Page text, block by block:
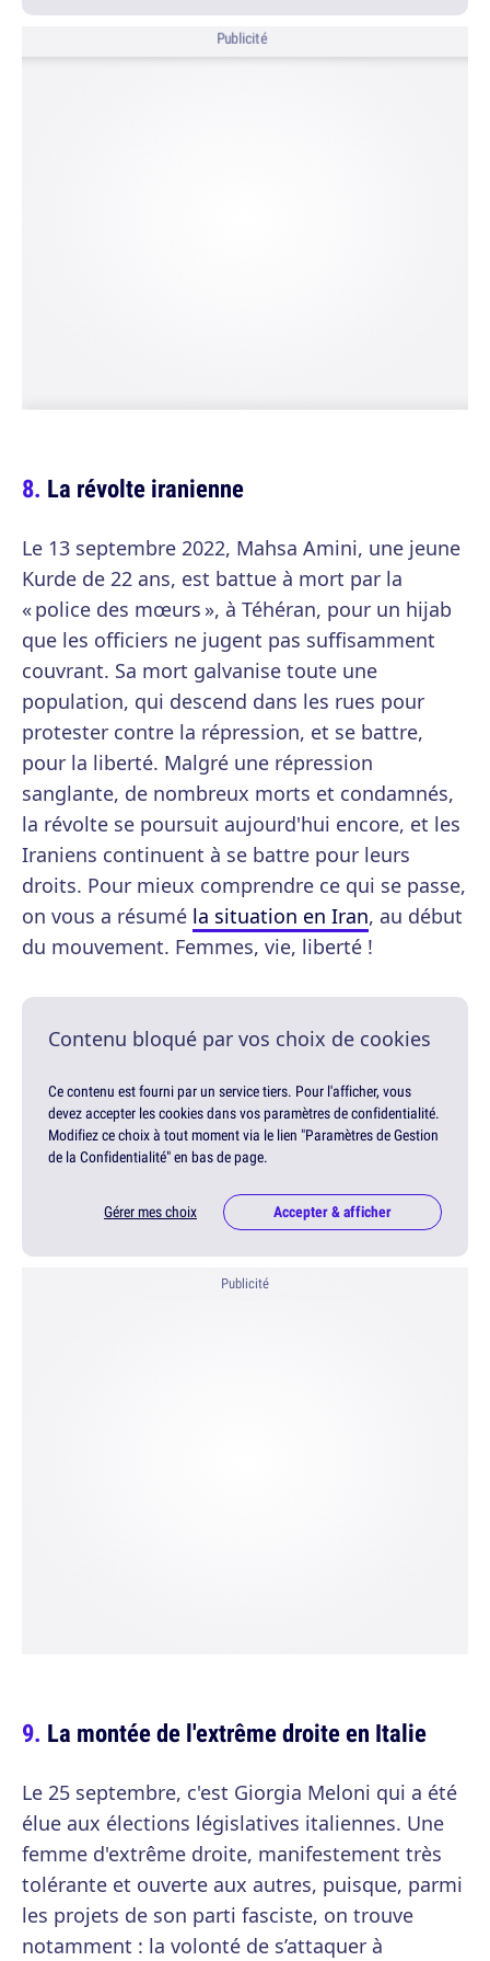
Publicité
La révolte iranienne
Le 13 septembre 2022, Mahsa Amini, une jeune
Kurde de 22 ans, est battue à mort par la
« police des mœurs », à Téhéran, pour un hijab
que les officiers ne jugent pas suffisamment
couvrant. Sa mort galvanise toute une
population, qui descend dans les rues pour
protester contre la répression, et se battre,
pour la liberté. Malgré une répression
sanglante, de nombreux morts et condamnés,
la révolte se poursuit aujourd'hui encore, et les
Iraniens continuent à se battre pour leurs
droits. Pour mieux comprendre ce qui se passe,
on vous a résumé la situation en Iran, au début
du mouvement. Femmes, vie, liberté !
Contenu bloqué par vos choix de cookies
Ce contenu est fourni par un service tiers. Pour l'afficher, vous
devez accepter les cookies dans vos paramètres de confidentialité.
Modifiez ce choix à tout moment via le lien "Paramètres de Gestion
de la Confidentialité" en bas de page.
Gérer mes choix Accepter & afficher
Publicité
La montée de l'extrême droite en Italie
Le 25 septembre, c'est Giorgia Meloni qui a été
élue aux élections législatives italiennes. Une
femme d'extrême droite, manifestement très
tolérante et ouverte aux autres, puisque, parmi
les projets de son parti fasciste, on trouve
notamment : la volonté de s’attaquer à